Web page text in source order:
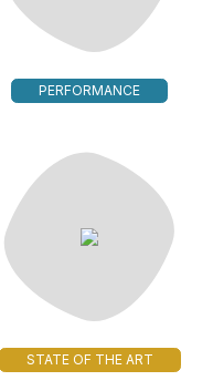
PERFORMANCE
STATE OF THE ART